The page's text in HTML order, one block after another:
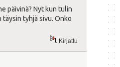
päivinä? Nyt kun tulin
tyhjä sivu. Onko
Kirjattu